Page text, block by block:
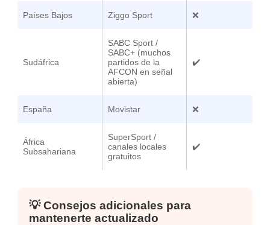
Países Bajos Ziggo Sport ❌
Sudáfrica
SABC Sport /
SABC+ (muchos
partidos de la
AFCON en señal
abierta)
✔️
España Movistar ❌
África
Subsahariana
SuperSport /
canales locales
gratuitos
✔️
💡 Consejos adicionales para
mantenerte actualizado